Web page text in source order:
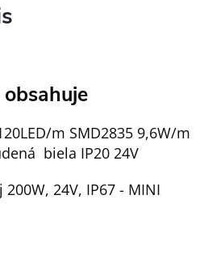
m SMD2835 9,6W/m
biela IP20 24V
24V, IP67 - MINI